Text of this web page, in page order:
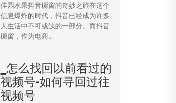
佳园水果抖音橱窗的奇妙之旅在这个
信息爆炸的时代，抖音已经成为许多
人生活中不可或缺的一部分。而抖音
橱窗，作为电商...
_怎么找回以前看过的
视频号-如何寻回过往
视频号